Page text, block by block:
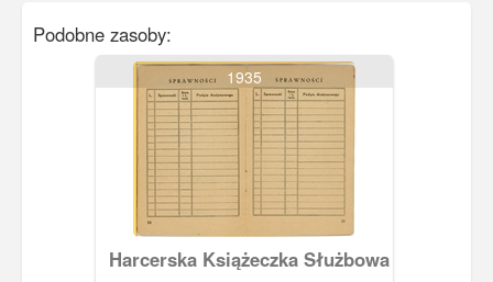
Podobne zasoby:
1935
Harcerska Książeczka Służbowa